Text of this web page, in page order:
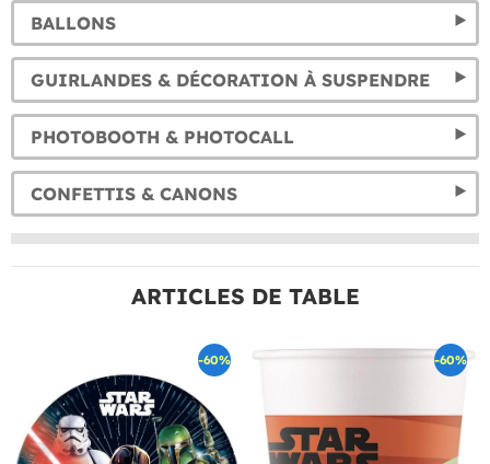
BALLONS
GUIRLANDES & DÉCORATION À SUSPENDRE
PHOTOBOOTH & PHOTOCALL
CONFETTIS & CANONS
ARTICLES DE TABLE
-60% -60%